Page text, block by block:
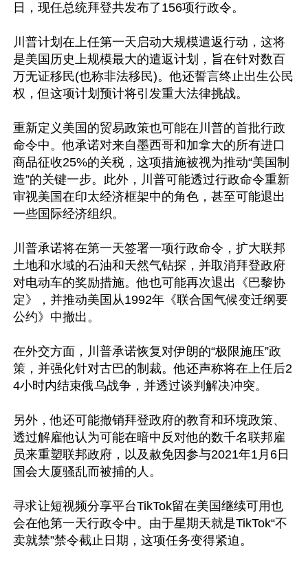
日，现任总统拜登共发布了156项行政令。
川普计划在上任第一天启动大规模遣返行动，这将
是美国历史上规模最大的遣返计划，旨在针对数百
万无证移民(也称非法移民)。他还誓言终止出生公民
权，但这项计划预计将引发重大法律挑战。
重新定义美国的贸易政策也可能在川普的首批行政
命令中。他承诺对来自墨西哥和加拿大的所有进口
商品征收25%的关税，这项措施被视为推动“美国制
造”的关键一步。此外，川普可能透过行政命令重新
审视美国在印太经济框架中的角色，甚至可能退出
一些国际经济组织。
川普承诺将在第一天签署一项行政命令，扩大联邦
土地和水域的石油和天然气钻探，并取消拜登政府
对电动车的奖励措施。他也可能再次退出《巴黎协
定》，并推动美国从1992年《联合国气候变迁纲要
公约》中撤出。
在外交方面，川普承诺恢复对伊朗的“极限施压”政
策，并强化针对古巴的制裁。他还声称将在上任后2
4小时内结束俄乌战争，并透过谈判解决冲突。
另外，他还可能撤销拜登政府的教育和环境政策、
透过解雇他认为可能在暗中反对他的数千名联邦雇
员来重塑联邦政府，以及赦免因参与2021年1月6日
国会大厦骚乱而被捕的人。
寻求让短视频分享平台TikTok留在美国继续可用也
会在他第一天行政令中。由于星期天就是TikTok“不
卖就禁”禁令截止日期，这项任务变得紧迫。